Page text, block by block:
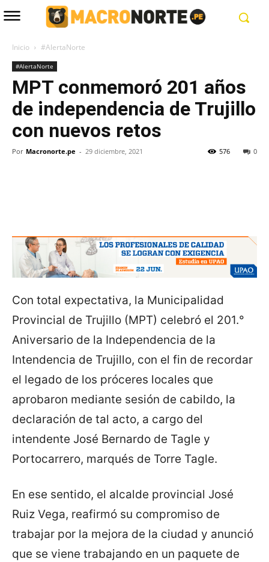
Inicio #AlertaNorte
#AlertaNorte
MPT conmemoró 201 años
de independencia de Trujillo
con nuevos retos
Por Macronorte.pe - 29 diciembre, 2021 0
576
Con total expectativa, la Municipalidad
Provincial de Trujillo (MPT) celebró el 201.°
Aniversario de la Independencia de la
Intendencia de Trujillo, con el fin de recordar
el legado de los próceres locales que
aprobaron mediante sesión de cabildo, la
declaración de tal acto, a cargo del
intendente José Bernardo de Tagle y
Portocarrero, marqués de Torre Tagle.
En ese sentido, el alcalde provincial José
Ruiz Vega, reafirmó su compromiso de
trabajar por la mejora de la ciudad y anunció
que se viene trabajando en un paquete de